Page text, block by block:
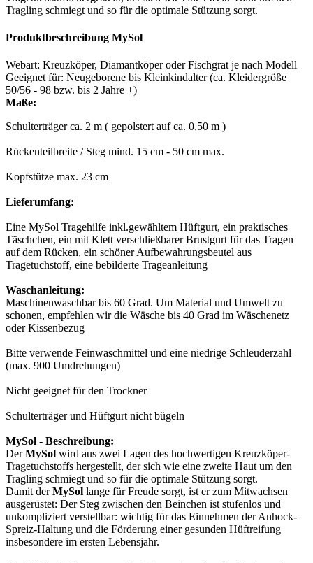
Tragling schmiegt und so für die optimale Stützung sorgt.
Produktbeschreibung MySol
Webart: Kreuzköper, Diamantköper oder Fischgrat je nach Modell
Geeignet für: Neugeborene bis Kleinkindalter (ca. Kleidergröße
50/56 - 98 bzw. bis 2 Jahre +)
Maße:
Schulterträger ca. 2 m ( gepolstert auf ca. 0,50 m )
Rückenteilbreite / Steg mind. 15 cm - 50 cm max.
Kopfstütze max. 23 cm
Lieferumfang:
Eine MySol Tragehilfe inkl.gewähltem Hüftgurt, ein praktisches
Täschchen, ein mit Klett verschließbarer Brustgurt für das Tragen
auf dem Rücken, ein schöner Aufbewahrungsbeutel aus
Tragetuchstoff, eine bebilderte Trageanleitung
Waschanleitung:
Maschinenwaschbar bis 60 Grad. Um Material und Umwelt zu
schonen, empfehlen wir die Wäsche bis 40 Grad im Wäschenetz
oder Kissenbezug
Bitte verwende Feinwaschmittel und eine niedrige Schleuderzahl
(max. 900 Umdrehungen)
Nicht geeignet für den Trockner
Schulterträger und Hüftgurt nicht bügeln
MySol - Beschreibung:
DerMySol wird aus zwei Lagen des hochwertigen Kreuzköper-
Tragetuchstoffs hergestellt, der sich wie eine zweite Haut um den
Tragling schmiegt und so für die optimale Stützung sorgt.
Damit derMySol lange für Freude sorgt, ist er zum Mitwachsen
ausgerüstet: Der Steg zwischen den Beinchen ist stufenlos und
unkompliziert verstellbar: wichtig für das Einnehmen der Anhock-
Spreiz-Haltung und die Förderung einer gesunden Hüftreifung
insbesondere im ersten Lebensjahr.